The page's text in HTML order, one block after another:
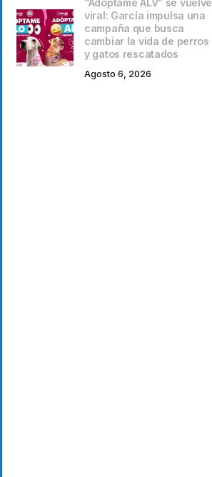
“Adóptame ALV” se vuelve
viral: García impulsa una
campaña que busca
cambiar la vida de perros
y gatos rescatados
Agosto 6, 2026